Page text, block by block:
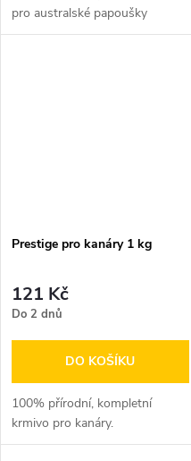
pro australské papoušky
Prestige pro kanáry 1 kg
121 Kč
Do 2 dnů
DO KOŠÍKU
100% přírodní, kompletní
krmivo pro kanáry.